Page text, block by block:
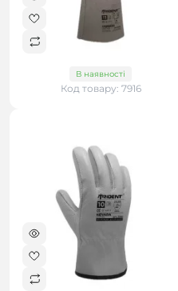
В наявності
Код товару: 7916